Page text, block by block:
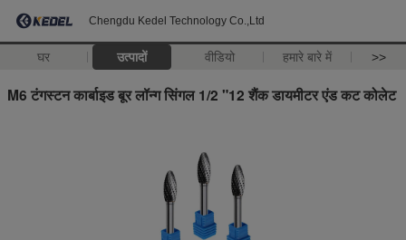
Chengdu Kedel Technology Co.,Ltd
घर उत्पादों वीडियो हमारे बारे में >>
M6 टंगस्टन कार्बाइड बूर लॉन्ग सिंगल 1/2 "12 शैंक डायमीटर एंड कट कोलेट